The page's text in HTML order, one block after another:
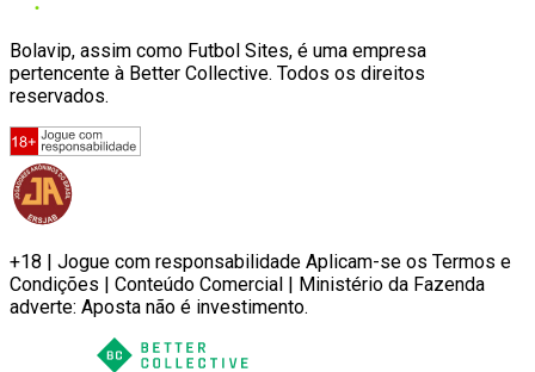
Bolavip, assim como Futbol Sites, é uma empresa
pertencente à Better Collective. Todos os direitos
reservados.
+18 | Jogue com responsabilidade Aplicam-se os Termos e
Condições | Conteúdo Comercial | Ministério da Fazenda
adverte: Aposta não é investimento.